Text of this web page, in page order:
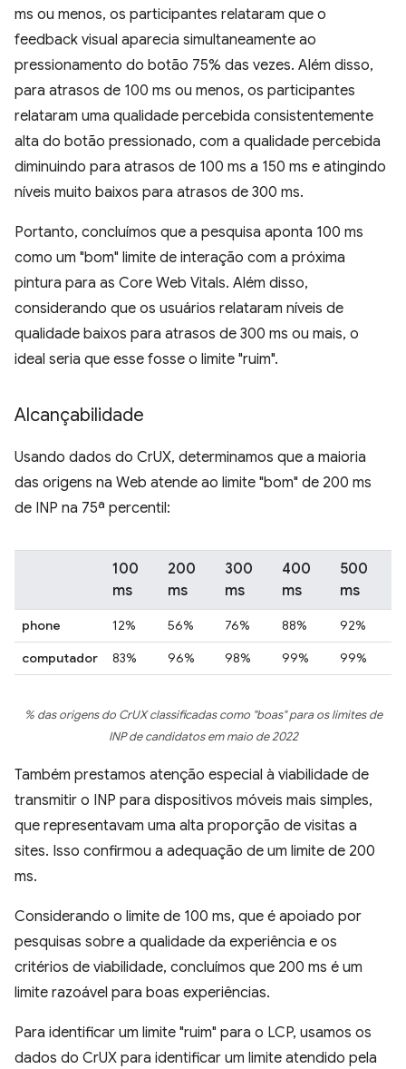
ms ou menos, os participantes relataram que o
feedback visual aparecia simultaneamente ao
pressionamento do botão 75% das vezes. Além disso,
para atrasos de 100 ms ou menos, os participantes
relataram uma qualidade percebida consistentemente
alta do botão pressionado, com a qualidade percebida
diminuindo para atrasos de 100 ms a 150 ms e atingindo
níveis muito baixos para atrasos de 300 ms.
Portanto, concluímos que a pesquisa aponta 100 ms
como um "bom" limite de interação com a próxima
pintura para as Core Web Vitals. Além disso,
considerando que os usuários relataram níveis de
qualidade baixos para atrasos de 300 ms ou mais, o
ideal seria que esse fosse o limite "ruim".
Alcançabilidade
Usando dados do CrUX, determinamos que a maioria
das origens na Web atende ao limite "bom" de 200 ms
de INP na 75ª percentil:
100
ms
200
ms
300
ms
400
ms
500
ms
phone 12% 56% 76% 88%
92%
computador
83% 96% 98% 99% 99%
% das origens do CrUX classificadas como "boas" para os limites de
INP de candidatos em maio de 2022
Também prestamos atenção especial à viabilidade de
transmitir o INP para dispositivos móveis mais simples,
que representavam uma alta proporção de visitas a
sites. Isso confirmou a adequação de um limite de 200
ms.
Considerando o limite de 100 ms, que é apoiado por
pesquisas sobre a qualidade da experiência e os
critérios de viabilidade, concluímos que 200 ms é um
limite razoável para boas experiências.
Para identificar um limite "ruim" para o LCP, usamos os
dados do CrUX para identificar um limite atendido pela